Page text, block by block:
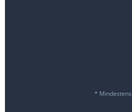
* Mindestens